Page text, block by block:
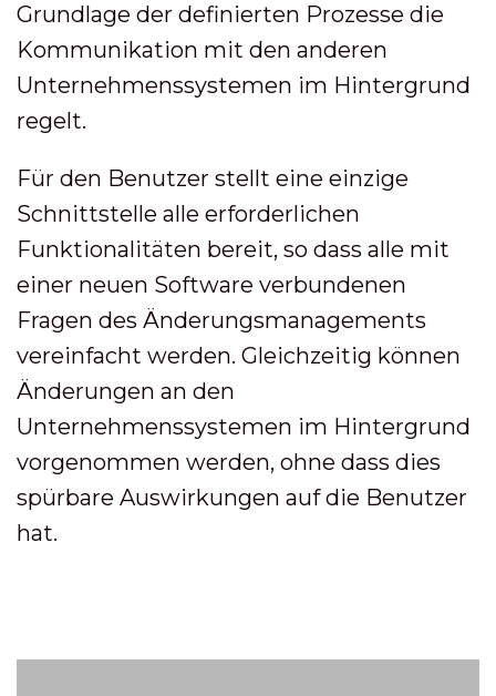
Grundlage der definierten Prozesse die
Kommunikation mit den anderen
Unternehmenssystemen im Hintergrund
regelt.
Für den Benutzer stellt eine einzige
Schnittstelle alle erforderlichen
Funktionalitäten bereit, so dass alle mit
einer neuen Software verbundenen
Fragen des Änderungsmanagements
vereinfacht werden. Gleichzeitig können
Änderungen an den
Unternehmenssystemen im Hintergrund
vorgenommen werden, ohne dass dies
spürbare Auswirkungen auf die Benutzer
hat.